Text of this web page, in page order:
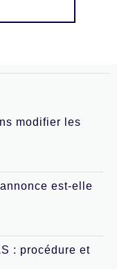
modifier les
est-elle
: procédure et